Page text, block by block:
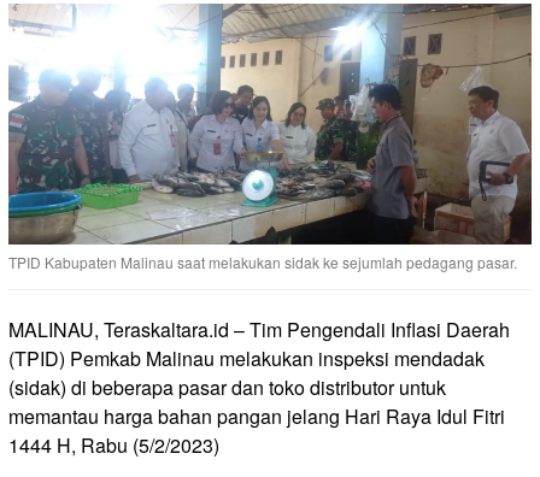
TPID Kabupaten Malinau saat melakukan sidak ke sejumlah pedagang pasar.
MALINAU, Teraskaltara.id – Tim Pengendali Inflasi Daerah
(TPID) Pemkab Malinau melakukan inspeksi mendadak
(sidak) di beberapa pasar dan toko distributor untuk
memantau harga bahan pangan jelang Hari Raya Idul Fitri
1444 H, Rabu (5/2/2023)